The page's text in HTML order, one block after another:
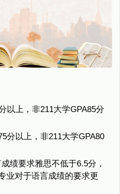
以上，非211大学GPA85分
分以上，非211大学GPA80
绩要求雅思不低于6.5分，
业对于语言成绩的要求更